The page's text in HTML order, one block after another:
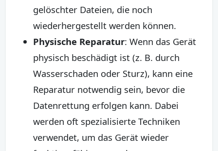
gelöschter Dateien, die noch
wiederhergestellt werden können.
Physische Reparatur: Wenn das Gerät
physisch beschädigt ist (z. B. durch
Wasserschaden oder Sturz), kann eine
Reparatur notwendig sein, bevor die
Datenrettung erfolgen kann. Dabei
werden oft spezialisierte Techniken
verwendet, um das Gerät wieder